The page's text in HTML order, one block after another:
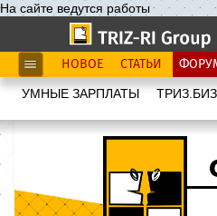
На сайте ведутся работы
НОВОЕ СТАТЬИ
УМНЫЕ ЗАРПЛАТЫ